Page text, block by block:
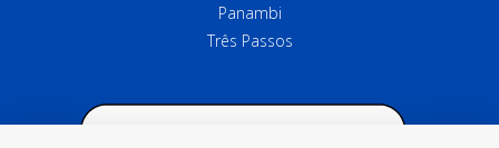
Panambi
Três Passos